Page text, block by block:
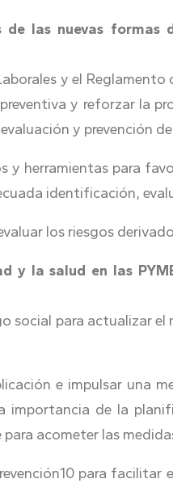
de las nuevas
y el
y reforzar la
y prevención
y herramientas para
identificación,
los riesgos
y la salud en las
social para actualizar
e impulsar una
de la
acometer las
para